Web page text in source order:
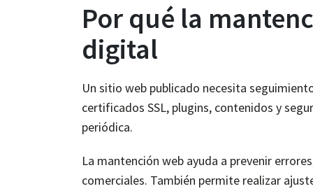
Por qué la
digital
Un sitio web publicado necesita
certificados SSL, plugins, contenidos y
periódica.
La mantención web ayuda a prevenir
comerciales. También permite realizar